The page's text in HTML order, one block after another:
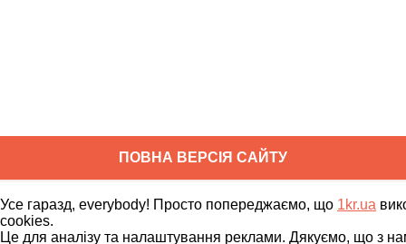
ПОВНА ВЕРСІЯ САЙТУ
Copyright ©
Всі права захищені
Усе гаразд, everybody! Просто попереджаємо, що 1kr.ua
cookies.
Це для аналізу та налаштування реклами. Дякуємо, що з